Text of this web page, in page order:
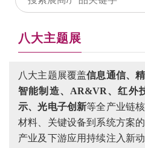
八大主题展
八大主题展覆盖信息通信、
智能制造、AR&VR、红外
示、光电子创新等全产业链
材料、关键设备到系统方案
产业及下游应用持续注入新